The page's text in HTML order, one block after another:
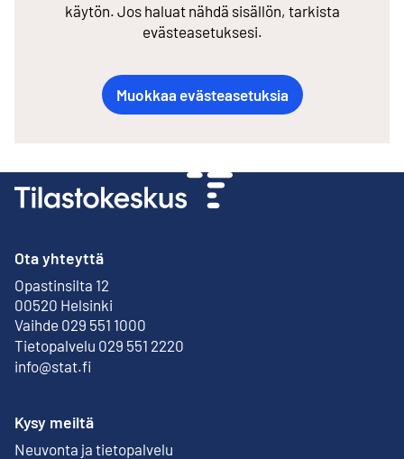
käytön. Jos haluat nähdä sisällön, tarkista
evästeasetuksesi.
Muokkaa evästeasetuksia
Ota yhteyttä
Opastinsilta 12
00520 Helsinki
Ulkoinen linkki
Vaihde 029 551 1000
Tietopalvelu 029 551 2220
info@stat.fi
Kysy meiltä
Neuvonta ja tietopalvelu